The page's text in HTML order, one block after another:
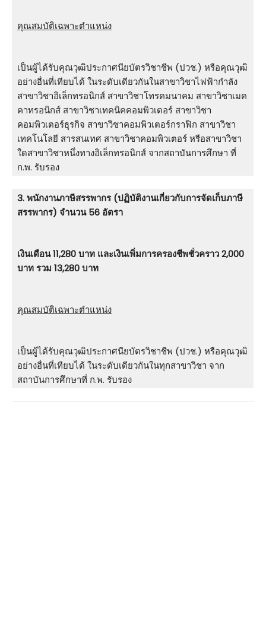
คุณสมบัติเฉพาะตำแหน่ง
เป็นผู้ได้รับคุณวุฒิประกาศนียบัตรวิชาชีพ (ปวช.) หรือคุณวุฒิ
อย่างอื่นที่เทียบได้ ในระดับเดียวกันในสาขาวิชาไฟฟ้ากําลัง
สาขาวิชาอิเล็กทรอนิกส์ สาขาวิชาโทรคมนาคม สาขาวิชาเมค
คาทรอนิกส์ สาขาวิชาเทคนิคคอมพิวเตอร์ สาขาวิชา
คอมพิวเตอร์ธุรกิจ สาขาวิชาคอมพิวเตอร์กราฟิก สาขาวิชา
เทคโนโลยี สารสนเทศ สาขาวิชาคอมพิวเตอร์ หรือสาขาวิชา
ใดสาขาวิชาหนึ่งทางอิเล็กทรอนิกส์ จากสถาบันการศึกษา ที่
ก.พ. รับรอง
3. พนักงานภาษีสรรพากร (ปฏิบัติงานเกี่ยวกับการจัดเก็บภาษี
สรรพากร) จำนวน 56 อัตรา
เงินเดือน 11,280 บาท และเงินเพิ่มการครองชีพชั่วคราว 2,000
บาท รวม 13,280 บาท
คุณสมบัติเฉพาะตำแหน่ง
เป็นผู้ได้รับคุณวุฒิประกาศนียบัตรวิชาชีพ (ปวช.) หรือคุณวุฒิ
อย่างอื่นที่เทียบได้ ในระดับเดียวกันในทุกสาขาวิชา จาก
สถาบันการศึกษาที่ ก.พ. รับรอง